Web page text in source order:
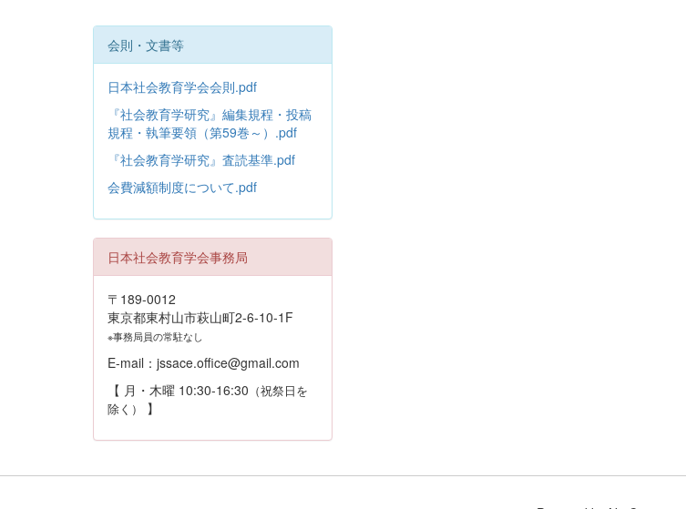
会則・文書等
日本社会教育学会会則.pdf
『社会教育学研究』編集規程・投稿
規程・執筆要領（第59巻～）.pdf
『社会教育学研究』査読基準.pdf
会費減額制度について.pdf
日本社会教育学会事務局
〒189-0012
東京都東村山市萩山町2-6-10-1F
※事務局員の常駐なし
E-mail：jssace.office@gmail.com
【 月・木曜 10:30-16:30 （祝祭日を
除く）
】